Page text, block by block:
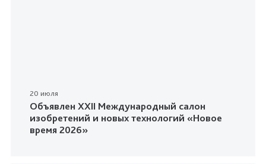
20 июля
Объявлен XXII Международный салон
изобретений и новых технологий «Новое
время 2026»